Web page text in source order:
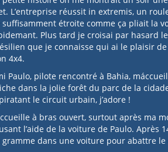
L’entreprise réussit in extremis, un
étroite comme ça pliait la
Plus tard je croisai par hasard
que je connaisse qui ai le plaisir
4x4.
Paulo, pilote rencontré à Bahia,
dans la jolie forêt du parc de la
le circuit urbain, j’adore !
à bras ouvert, surtout après ma
l’aide de la voiture de Paulo. Après
dans une voiture pour abattre